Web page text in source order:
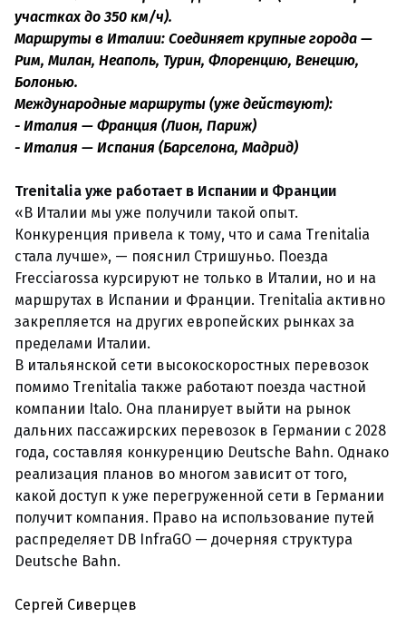
участках до 350 км/ч).
Маршруты в Италии: Соединяет крупные города —
Рим, Милан, Неаполь, Турин, Флоренцию, Венецию,
Болонью.
Международные маршруты (уже действуют):
- Италия — Франция (Лион, Париж)
- Италия — Испания (Барселона, Мадрид)
Trenitalia уже работает в Испании и Франции
«В Италии мы уже получили такой опыт.
Конкуренция привела к тому, что и сама Trenitalia
стала лучше», — пояснил Стришуньо. Поезда
Frecciarossa курсируют не только в Италии, но и на
маршрутах в Испании и Франции. Trenitalia активно
закрепляется на других европейских рынках за
пределами Италии.
В итальянской сети высокоскоростных перевозок
помимо Trenitalia также работают поезда частной
компании Italo. Она планирует выйти на рынок
дальних пассажирских перевозок в Германии с 2028
года, составляя конкуренцию Deutsche Bahn. Однако
реализация планов во многом зависит от того,
какой доступ к уже перегруженной сети в Германии
получит компания. Право на использование путей
распределяет DB InfraGO — дочерняя структура
Deutsche Bahn.
Сергей Сиверцев